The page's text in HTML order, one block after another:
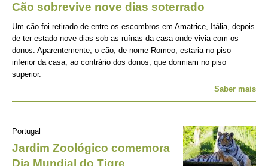
Cão sobrevive nove dias soterrado
Um cão foi retirado de entre os escombros em Amatrice, Itália, depois
de ter estado nove dias sob as ruínas da casa onde vivia com os
donos. Aparentemente, o cão, de nome Romeo, estaria no piso
inferior da casa, ao contrário dos donos, que dormiam no piso
superior.
Saber mais
Portugal
Jardim Zoológico comemora
Dia Mundial do Tigre